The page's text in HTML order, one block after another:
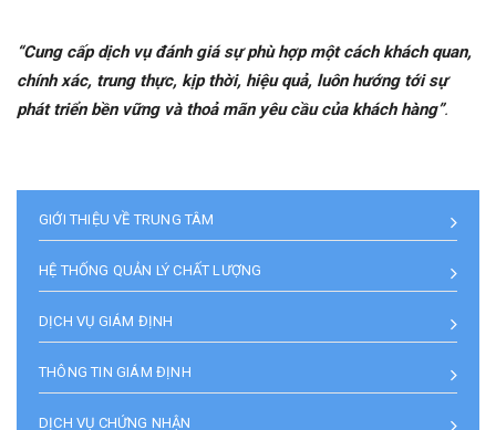
“Cung cấp dịch vụ đánh giá sự phù hợp một cách khách quan,
chính xác, trung thực, kịp thời, hiệu quả, luôn hướng tới sự
phát triển bền vững và thoả mãn yêu cầu của khách hàng”.
GIỚI THIỆU VỀ TRUNG TÂM
HỆ THỐNG QUẢN LÝ CHẤT LƯỢNG
DỊCH VỤ GIÁM ĐỊNH
THÔNG TIN GIÁM ĐỊNH
DỊCH VỤ CHỨNG NHẬN